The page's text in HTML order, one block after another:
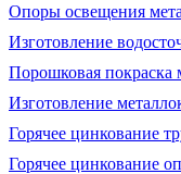
Опоры освещения
Изготовление
Порошковая покраска
Изготовление
Горячее цинкование
Горячее цинкование